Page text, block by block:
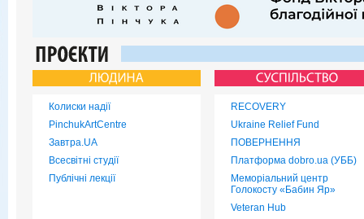
Колиски надії
PinchukArtCentre
Завтра.UA
Всесвітні студії
Публічні лекції
RECOVERY
Ukraine Relief Fund
ПОВЕРНЕННЯ
Платформа dobro.ua (УББ)
Меморіальний центр
Голокосту «Бабин Яр»
Veteran Hub